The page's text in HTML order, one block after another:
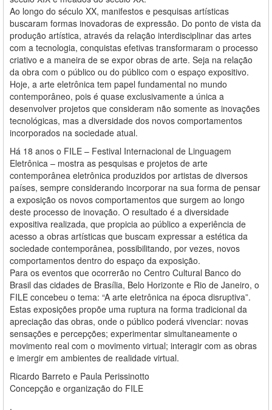
Ao longo do século XX, manifestos e pesquisas artísticas
buscaram formas inovadoras de expressão. Do ponto de vista da
produção artística, através da relação interdisciplinar das artes
com a tecnologia, conquistas efetivas transformaram o processo
criativo e a maneira de se expor obras de arte. Seja na relação
da obra com o público ou do público com o espaço expositivo.
Hoje, a arte eletrônica tem papel fundamental no mundo
contemporâneo, pois é quase exclusivamente a única a
desenvolver projetos que consideram não somente as inovações
tecnológicas, mas a diversidade dos novos comportamentos
incorporados na sociedade atual.
Há 18 anos o FILE – Festival Internacional de Linguagem
Eletrônica – mostra as pesquisas e projetos de arte
contemporânea eletrônica produzidos por artistas de diversos
países, sempre considerando incorporar na sua forma de pensar
a exposição os novos comportamentos que surgem ao longo
deste processo de inovação. O resultado é a diversidade
expositiva realizada, que propicia ao público a experiência de
acesso a obras artísticas que buscam expressar a estética da
sociedade contemporânea, possibilitando, por vezes, novos
comportamentos dentro do espaço da exposição.
Para os eventos que ocorrerão no Centro Cultural Banco do
Brasil das cidades de Brasília, Belo Horizonte e Rio de Janeiro, o
FILE concebeu o tema: “A arte eletrônica na época disruptiva”.
Estas exposições propõe uma ruptura na forma tradicional da
apreciação das obras, onde o público poderá vivenciar: novas
sensações e percepções; experimentar simultaneamente o
movimento real com o movimento virtual; interagir com as obras
e imergir em ambientes de realidade virtual.
Ricardo Barreto e Paula Perissinotto
Concepção e organização do FILE
.